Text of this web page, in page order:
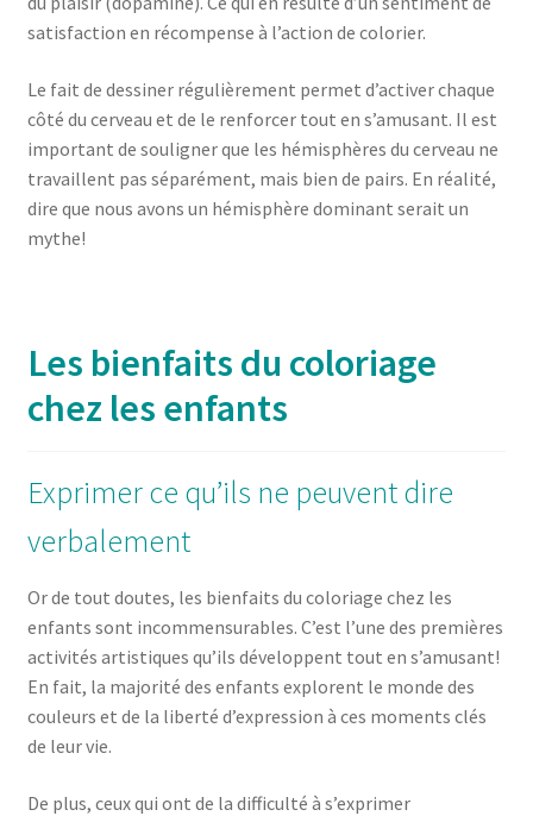
satisfaction en récompense à l’action de colorier.
Le fait de dessiner régulièrement permet d’activer chaque
côté du cerveau et de le renforcer tout en s’amusant. Il est
important de souligner que les hémisphères du cerveau ne
travaillent pas séparément, mais bien de pairs. En réalité,
dire que nous avons un hémisphère dominant serait un
mythe!
Les bienfaits du coloriage
chez les enfants
Exprimer ce qu’ils ne peuvent dire
verbalement
Or de tout doutes, les bienfaits du coloriage chez les
enfants sont incommensurables. C’est l’une des premières
activités artistiques qu’ils développent tout en s’amusant!
En fait, la majorité des enfants explorent le monde des
couleurs et de la liberté d’expression à ces moments clés
de leur vie.
De plus, ceux qui ont de la difficulté à s’exprimer